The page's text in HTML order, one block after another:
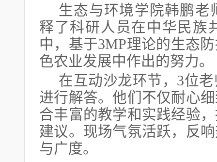
生态与环境学院韩鹏老
释了科研人员在中华民族
中，基于3MP理论的生态
色农业发展中作出的努力。
在互动沙龙环节， 3位
进行解答。他们不仅耐心
合丰富的教学和实践经验
建议。现场气氛活跃，反
与广度。